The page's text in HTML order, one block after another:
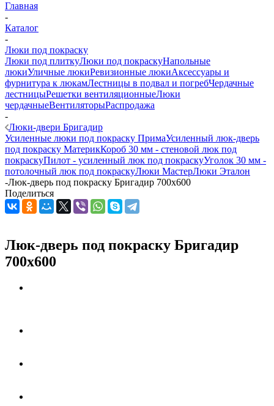
Главная
-
Каталог
-
Люки под покраску
Люки под плиткуЛюки под покраскуНапольные
люкиУличные люкиРевизионные люкиАксессуары и
фурнитура к люкамЛестницы в подвал и погребЧердачные
лестницыРешетки вентиляционныеЛюки
чердачныеВентиляторыРаспродажа
-
Люки-двери Бригадир
Усиленные люки под покраску ПримаУсиленный люк-дверь
под покраску МатерикКороб 30 мм - стеновой люк под
покраскуПилот - усиленный люк под покраскуУголок 30 мм -
потолочный люк под покраскуЛюки МастерЛюки Эталон
-Люк-дверь под покраску Бригадир 700х600
Поделиться
Люк-дверь под покраску Бригадир
700х600